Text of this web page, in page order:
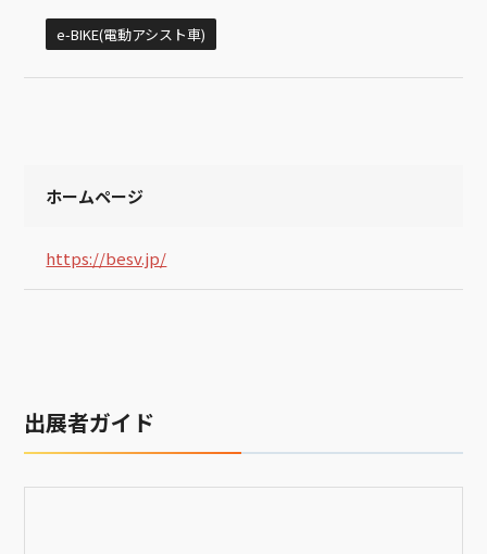
e-BIKE(電動アシスト車)
ホームページ
https://besv.jp/
出展者ガイド